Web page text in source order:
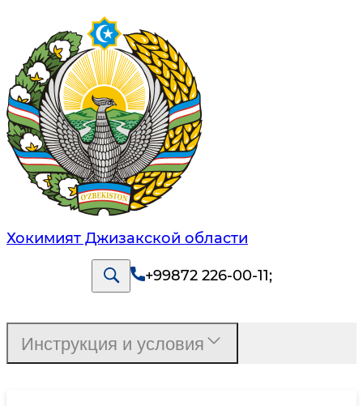
Хокимият Джизакской области
+99872 226-00-11;
Инструкция и условия